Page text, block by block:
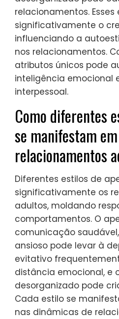
relacionamentos.
significativamente o
influenciando a
nos relacionamentos.
atributos únicos pode
inteligência emocional
interpessoal.
Como diferentes
se manifestam em
relacionamentos
Diferentes estilos de
significativamente os
adultos, moldando
comportamentos. O
comunicação
ansioso pode levar à
evitativo
distância emocional, e
desorganizado pode
Cada estilo se
nas dinâmicas de